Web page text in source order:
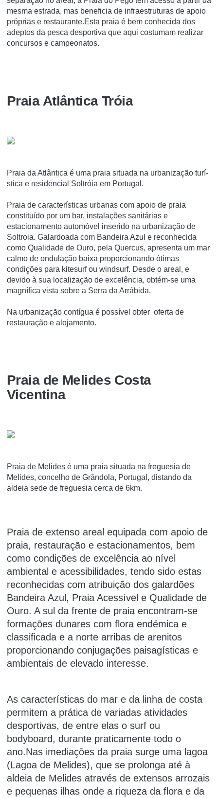
mesma estrada, mas beneficia de infraestruturas de apoio
próprias e restaurante.Esta praia é bem conhecida dos
adeptos da pesca desportiva que aqui costumam realizar
concursos e campeonatos.
Praia Atlântica Tróia
Praia da Atlântica é uma praia situada na urbanização turí­
stica e residencial Soltróia em Portugal.
Praia de características urbanas com apoio de praia
constituído por um bar, instalações sanitárias e
estacionamento automóvel inserido na urbanização de
Soltroia. Galardoada com Bandeira Azul e reconhecida
como Qualidade de Ouro, pela Quercus, apresenta um mar
calmo de ondulação baixa proporcionando ótimas
condições para kitesurf ou windsurf. Desde o areal, e
devido à sua localização de excelência, obtém-se uma
magnífica vista sobre a Serra da Arrábida.
Na urbanização contígua é possível obter oferta de
restauração e alojamento.
Praia de Melides Costa
Vicentina
Praia de Melides é uma praia situada na freguesia de
Melides, concelho de Grândola, Portugal, distando da
aldeia sede de freguesia cerca de 6km.
Praia de extenso areal equipada com apoio de
praia, restauração e estacionamentos, bem
como condições de excelência ao nível
ambiental e acessibilidades, tendo sido estas
reconhecidas com atribuição dos galardões
Bandeira Azul, Praia Acessível e Qualidade de
Ouro. A sul da frente de praia encontram-se
formações dunares com flora endémica e
classificada e a norte arribas de arenitos
proporcionando conjugações paisagísticas e
ambientais de elevado interesse.
As características do mar e da linha de costa
permitem a prática de variadas atividades
desportivas, de entre elas o surf ou
bodyboard, durante praticamente todo o
ano.Nas imediações da praia surge uma lagoa
(Lagoa de Melides), que se prolonga até à
aldeia de Melides através de extensos arrozais
e pequenas ilhas onde a riqueza da flora e da